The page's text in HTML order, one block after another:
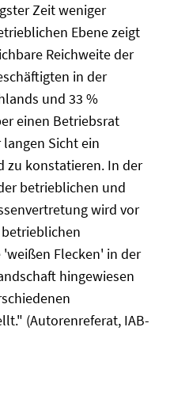
Zeit weniger
Ebene zeigt
Reichweite der
in der
und 33 %
einen Betriebsrat
Sicht ein
zu konstatieren. In der
betrieblichen und
wird vor
Flecken' in der
hingewiesen
(Autorenreferat, IAB-